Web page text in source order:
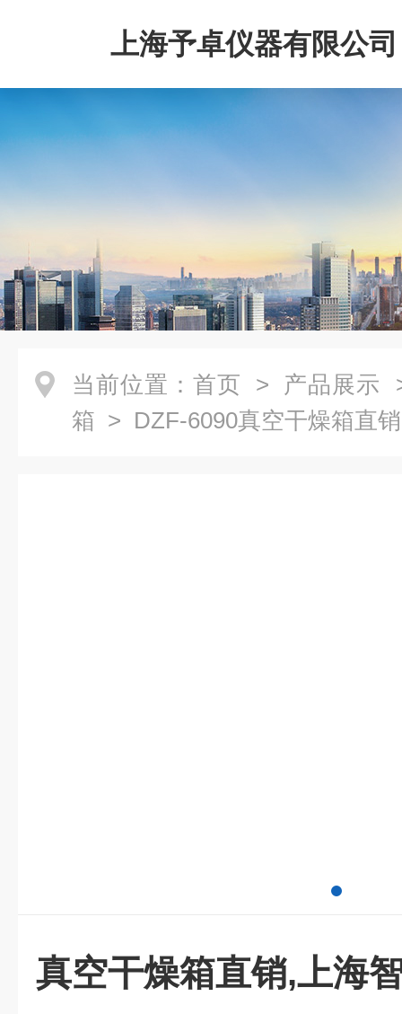
上海予卓仪器有限公司
当前位置： 首页 > 产品展示
箱 > DZF-6090真空干燥箱直
真空干燥箱直销,上海